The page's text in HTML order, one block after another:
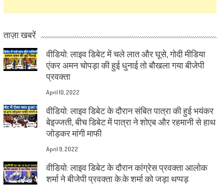
ताज़ा खबरें
वीडियो: लाइव डिबेट में चले लात और घूसे, गोदी मीडिया
एंकर अमन चोपड़ा की हुई धुनाई तो बौखला गया बीजेपी
प्रवक्ता
April 10, 2022
वीडियो: लाइव डिबेट के दौरान संबित पात्रा की हुई भयंकर
बेइज्जती, बीच डिबेट में पात्रा ने शोएब और रहमानी से हाथ
जोड़कर मांगी माफी
April 9, 2022
वीडियो: लाइव डिबेट के दौरान कांग्रेस प्रवक्ता आलोक
शर्मा ने बीजेपी प्रवक्ता के.के शर्मा को जड़ा थप्पड़